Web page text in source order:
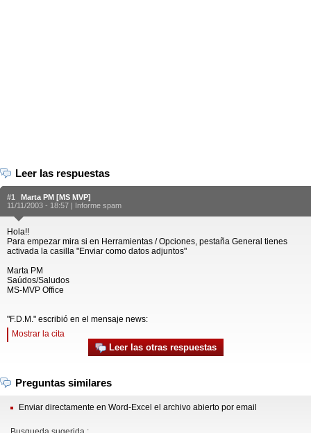
Leer las respuestas
#1
Marta PM [MS MVP]
11/11/2003 - 18:57 | Informe spam
Hola!!
Para empezar mira si en Herramientas / Opciones, pestaña General tienes
activada la casilla "Enviar como datos adjuntos"
Marta PM
Saúdos/Saludos
MS-MVP Office
"F.D.M." escribió en el mensaje news:
Mostrar la cita
Leer las otras respuestas
Preguntas similares
Enviar directamente en Word-Excel el archivo abierto por email